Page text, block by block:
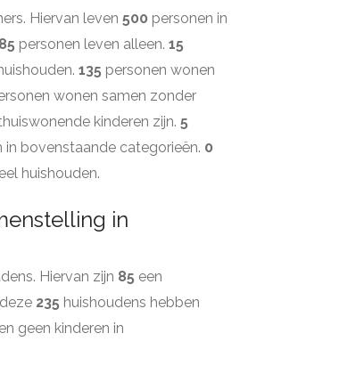
Hiervan leven 500 personen in
85 personen leven alleen. 15
135 personen wonen
wonen samen zonder
kinderen zijn. 5
bovenstaande categorieën. 0
huishouden.
in
Hiervan zijn 85 een
235 huishoudens hebben
geen kinderen in